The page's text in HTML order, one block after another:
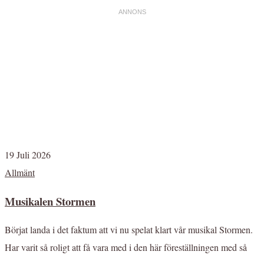
19 Juli 2026
Allmänt
Musikalen Stormen
Börjat landa i det faktum att vi nu spelat klart vår musikal Stormen.
Har varit så roligt att få vara med i den här föreställningen med så